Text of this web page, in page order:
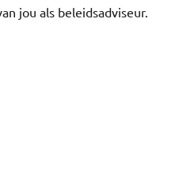
jou als beleidsadviseur.